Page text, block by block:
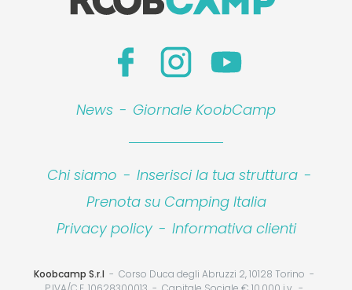
News - Giornale KoobCamp
Chi siamo - Inserisci la tua struttura -
Prenota su Camping Italia
Privacy policy - Informativa clienti
Koobcamp S.r.l
Corso Duca degli Abruzzi 2, 10128 Torino